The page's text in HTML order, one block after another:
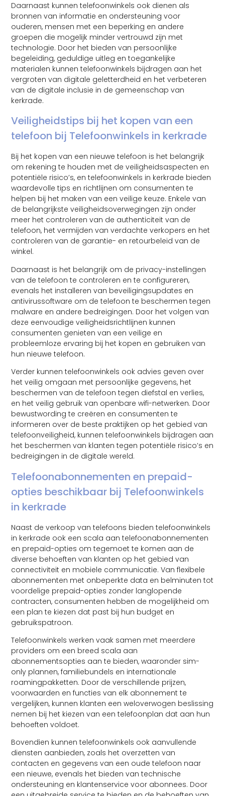
Daarnaast kunnen telefoonwinkels ook dienen als
bronnen van informatie en ondersteuning voor
ouderen, mensen met een beperking en andere
groepen die mogelijk minder vertrouwd zijn met
technologie. Door het bieden van persoonlijke
begeleiding, geduldige uitleg en toegankelijke
materialen kunnen telefoonwinkels bijdragen aan het
vergroten van digitale geletterdheid en het verbeteren
van de digitale inclusie in de gemeenschap van
kerkrade.
Veiligheidstips bij het kopen van een
telefoon bij Telefoonwinkels in kerkrade
Bij het kopen van een nieuwe telefoon is het belangrijk
om rekening te houden met de veiligheidsaspecten en
potentiële risico’s, en telefoonwinkels in kerkrade bieden
waardevolle tips en richtlijnen om consumenten te
helpen bij het maken van een veilige keuze. Enkele van
de belangrijkste veiligheidsoverwegingen zijn onder
meer het controleren van de authenticiteit van de
telefoon, het vermijden van verdachte verkopers en het
controleren van de garantie- en retourbeleid van de
winkel.
Daarnaast is het belangrijk om de privacy-instellingen
van de telefoon te controleren en te configureren,
evenals het installeren van beveiligingsupdates en
antivirussoftware om de telefoon te beschermen tegen
malware en andere bedreigingen. Door het volgen van
deze eenvoudige veiligheidsrichtlijnen kunnen
consumenten genieten van een veilige en
probleemloze ervaring bij het kopen en gebruiken van
hun nieuwe telefoon.
Verder kunnen telefoonwinkels ook advies geven over
het veilig omgaan met persoonlijke gegevens, het
beschermen van de telefoon tegen diefstal en verlies,
en het veilig gebruik van openbare wifi-netwerken. Door
bewustwording te creëren en consumenten te
informeren over de beste praktijken op het gebied van
telefoonveiligheid, kunnen telefoonwinkels bijdragen aan
het beschermen van klanten tegen potentiële risico’s en
bedreigingen in de digitale wereld.
Telefoonabonnementen en prepaid-
opties beschikbaar bij Telefoonwinkels
in kerkrade
Naast de verkoop van telefoons bieden telefoonwinkels
in kerkrade ook een scala aan telefoonabonnementen
en prepaid-opties om tegemoet te komen aan de
diverse behoeften van klanten op het gebied van
connectiviteit en mobiele communicatie. Van flexibele
abonnementen met onbeperkte data en belminuten tot
voordelige prepaid-opties zonder langlopende
contracten, consumenten hebben de mogelijkheid om
een plan te kiezen dat past bij hun budget en
gebruikspatroon.
Telefoonwinkels werken vaak samen met meerdere
providers om een breed scala aan
abonnementsopties aan te bieden, waaronder sim-
only plannen, familiebundels en internationale
roamingpakketten. Door de verschillende prijzen,
voorwaarden en functies van elk abonnement te
vergelijken, kunnen klanten een weloverwogen beslissing
nemen bij het kiezen van een telefoonplan dat aan hun
behoeften voldoet.
Bovendien kunnen telefoonwinkels ook aanvullende
diensten aanbieden, zoals het overzetten van
contacten en gegevens van een oude telefoon naar
een nieuwe, evenals het bieden van technische
ondersteuning en klantenservice voor abonnees. Door